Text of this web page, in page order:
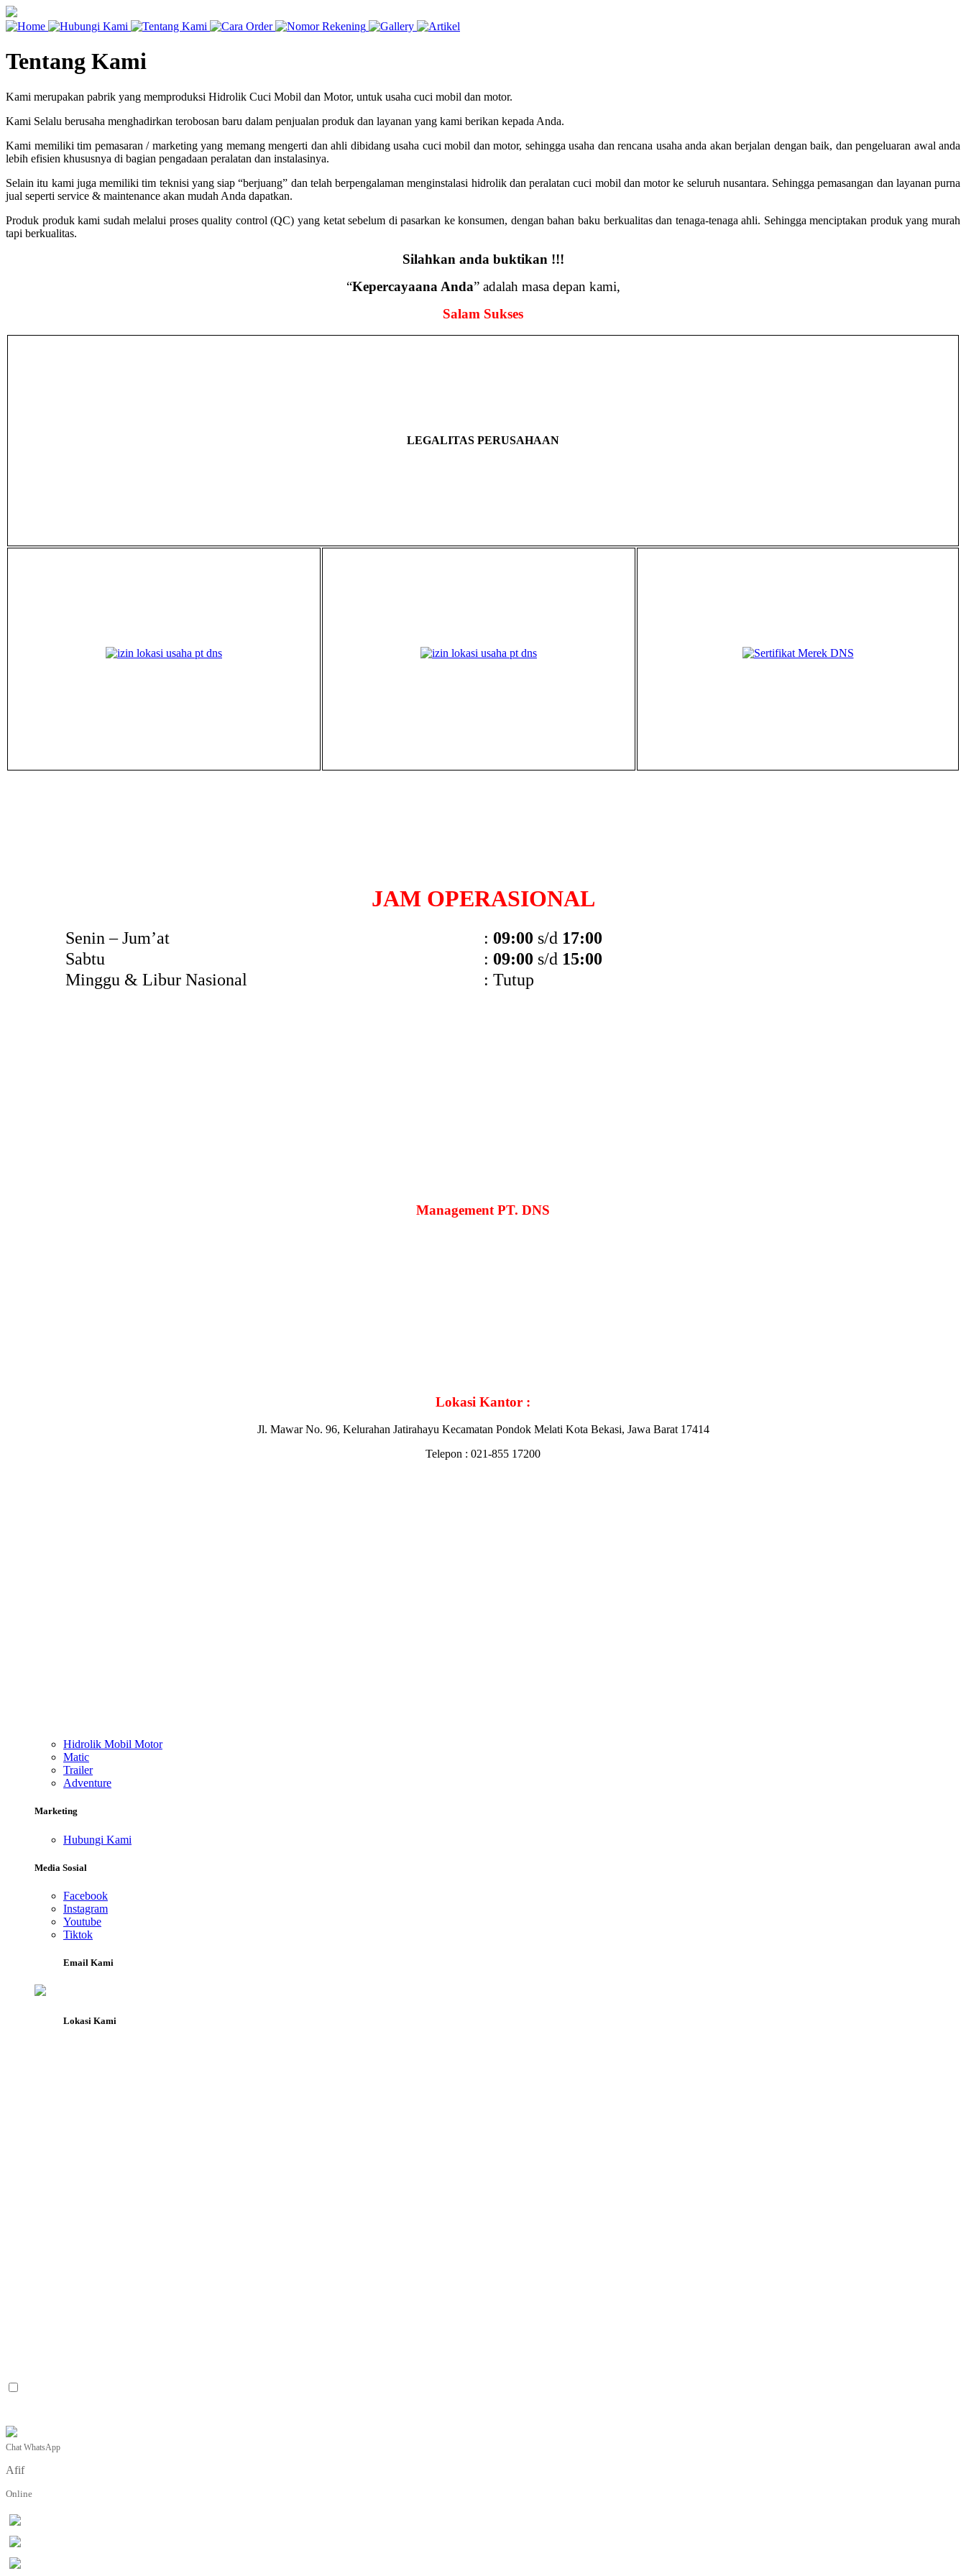
Tentang Kami
Kami merupakan pabrik yang memproduksi Hidrolik Cuci Mobil dan Motor, untuk usaha cuci mobil dan motor.
Kami Selalu berusaha menghadirkan terobosan baru dalam penjualan produk dan layanan yang kami berikan kepada Anda.
Kami memiliki tim pemasaran / marketing yang memang mengerti dan ahli dibidang usaha cuci mobil dan motor, sehingga usaha dan rencana usaha anda akan berjalan dengan baik, dan pengeluaran awal anda
lebih efisien khususnya di bagian pengadaan peralatan dan instalasinya.
Selain itu kami juga memiliki tim teknisi yang siap “berjuang” dan telah berpengalaman menginstalasi hidrolik dan peralatan cuci mobil dan motor ke seluruh nusantara. Sehingga pemasangan dan layanan purna
jual seperti service & maintenance akan mudah Anda dapatkan.
Produk produk kami sudah melalui proses quality control (QC) yang ketat sebelum di pasarkan ke konsumen, dengan bahan baku berkualitas dan tenaga-tenaga ahli. Sehingga menciptakan produk yang murah
tapi berkualitas.
Silahkan anda buktikan !!!
“Kepercayaana Anda” adalah masa depan kami,
Salam Sukses
LEGALITAS PERUSAHAAN
JAM OPERASIONAL
Senin – Jum’at : 09:00 s/d 17:00
Sabtu
: 09:00 s/d 15:00
Minggu & Libur Nasional
: Tutup
Management PT. DNS
Lokasi Kantor :
Jl. Mawar No. 96, Kelurahan Jatirahayu Kecamatan Pondok Melati Kota Bekasi, Jawa Barat 17414
Telepon : 021-855 17200
Hidrolik Mobil Motor
Matic
Trailer
Adventure
Marketing
Hubungi Kami
Media Sosial
Facebook
Instagram
Youtube
Tiktok
Email Kami
Lokasi Kami
Chat WhatsApp
Afif
Online